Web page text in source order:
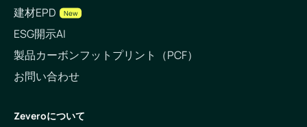
建材EPD
New
ESG開示AI
製品カーボンフットプリント（PCF）
お問い合わせ
Zeveroについて